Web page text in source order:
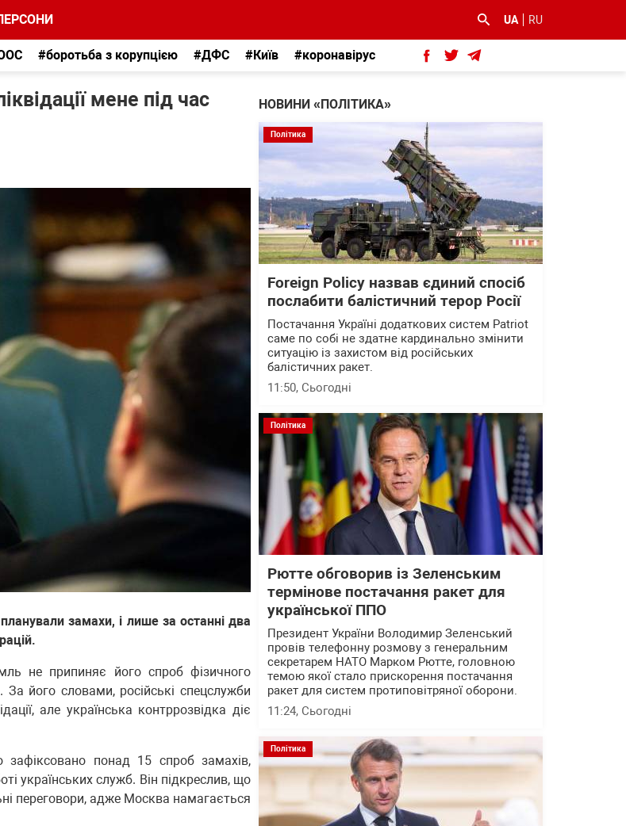
UA RU
#боротьба з корупцією #ДФС #Київ #коронавірус
мене під час
замахи, і лише за останні два
не припиняє його спроб фізичного
його словами, російські спецслужби
але українська контррозвідка діє
понад 15 спроб замахів,
українських служб. Він підкреслив, що
переговори, адже Москва намагається
НОВИНИ «ПОЛІТИКА»
Політика
Foreign Policy назвав єдиний спосіб
послабити балістичний терор Росії
Постачання Україні додаткових систем Patriot
саме по собі не здатне кардинально змінити
ситуацію із захистом від російських
балістичних ракет.
11:50, Сьогодні
Політика
Рютте обговорив із Зеленським
термінове постачання ракет для
української ППО
Президент України Володимир Зеленський
провів телефонну розмову з генеральним
секретарем НАТО Марком Рютте, головною
темою якої стало прискорення постачання
ракет для систем протиповітряної оборони.
11:24, Сьогодні
Політика